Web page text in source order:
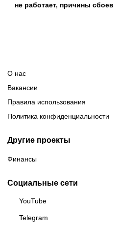
не работает, причины сбоев
О нас
Вакансии
Правила использования
Политика конфиденциальности
Другие проекты
Финансы
Социальные сети
YouTube
Telegram